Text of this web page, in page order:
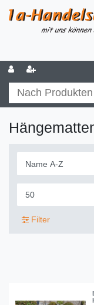
Filter